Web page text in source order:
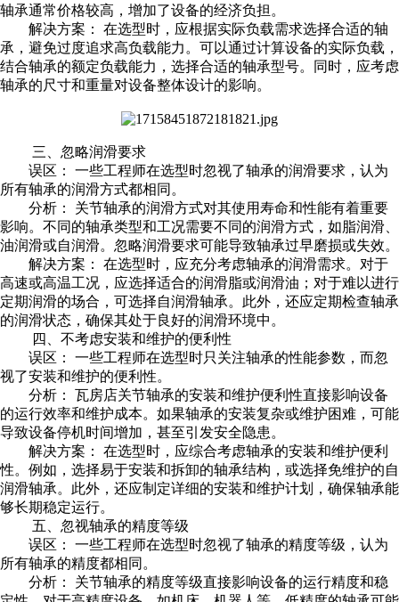
轴承通常价格较高，增加了设备的经济负担。
解决方案： 在选型时，应根据实际负载需求选择合适的轴
承，避免过度追求高负载能力。可以通过计算设备的实际负载，
结合轴承的额定负载能力，选择合适的轴承型号。同时，应考虑
轴承的尺寸和重量对设备整体设计的影响。
三、忽略润滑要求
误区： 一些工程师在选型时忽视了轴承的润滑要求，认为
所有轴承的润滑方式都相同。
分析： 关节轴承的润滑方式对其使用寿命和性能有着重要
影响。不同的轴承类型和工况需要不同的润滑方式，如脂润滑、
油润滑或自润滑。忽略润滑要求可能导致轴承过早磨损或失效。
解决方案： 在选型时，应充分考虑轴承的润滑需求。对于
高速或高温工况，应选择适合的润滑脂或润滑油；对于难以进行
定期润滑的场合，可选择自润滑轴承。此外，还应定期检查轴承
的润滑状态，确保其处于良好的润滑环境中。
四、不考虑安装和维护的便利性
误区： 一些工程师在选型时只关注轴承的性能参数，而忽
视了安装和维护的便利性。
分析： 瓦房店关节轴承的安装和维护便利性直接影响设备
的运行效率和维护成本。如果轴承的安装复杂或维护困难，可能
导致设备停机时间增加，甚至引发安全隐患。
解决方案： 在选型时，应综合考虑轴承的安装和维护便利
性。例如，选择易于安装和拆卸的轴承结构，或选择免维护的自
润滑轴承。此外，还应制定详细的安装和维护计划，确保轴承能
够长期稳定运行。
五、忽视轴承的精度等级
误区： 一些工程师在选型时忽视了轴承的精度等级，认为
所有轴承的精度都相同。
分析： 关节轴承的精度等级直接影响设备的运行精度和稳